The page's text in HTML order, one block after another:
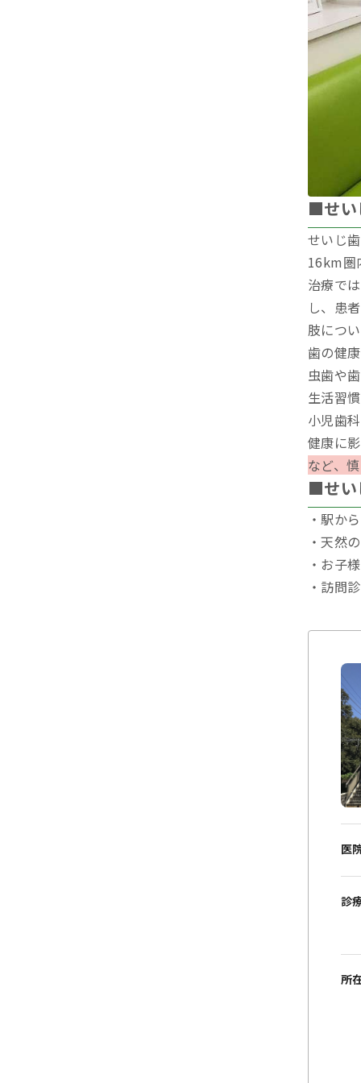
■せい
せいじ
16km圏
治療で
し、患
肢につ
歯の健
虫歯や
生活習
小児歯
健康に
など、
■せい
・駅か
・天然
・お子
・訪問
医
診
所